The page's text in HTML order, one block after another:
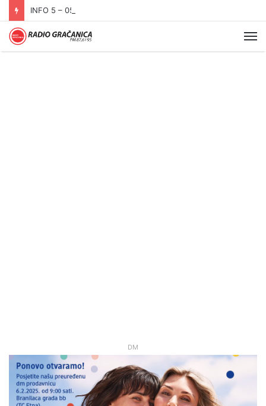
INFO 5 – 05.08.2026
DM